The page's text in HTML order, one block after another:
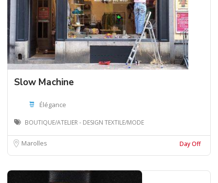
Slow Machine
Élégance
BOUTIQUE/ATELIER - DESIGN TEXTILE/MODE
Marolles Day Off